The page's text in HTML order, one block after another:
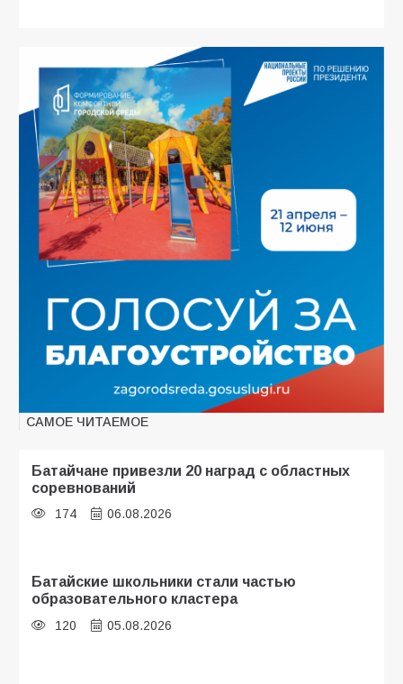
САМОЕ ЧИТАЕМОЕ
Батайчане привезли 20 наград с областных
соревнований
174 06.08.2026
Батайские школьники стали частью
образовательного кластера
120 05.08.2026